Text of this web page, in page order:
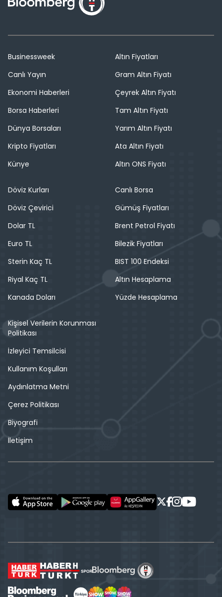
Businessweek
Canlı Yayın
Ekonomi Haberleri
Borsa Haberleri
Dünya Borsaları
Kripto Fiyatları
Künye
Altın Fiyatları
Gram Altın Fiyatı
Çeyrek Altın Fiyatı
Tam Altın Fiyatı
Yarım Altın Fiyatı
Ata Altın Fiyatı
Altın ONS Fiyatı
Döviz Kurları
Döviz Çevirici
Dolar TL
Euro TL
Sterin Kaç TL
Riyal Kaç TL
Kanada Doları
Canlı Borsa
Gümüş Fiyatları
Brent Petrol Fiyatı
Bilezik Fiyatları
BIST 100 Endeksi
Altın Hesaplama
Yüzde Hesaplama
Kişisel Verilerin Korunması
Politikası
İzleyici Temsilcisi
Kullanım Koşulları
Aydınlatma Metni
Çerez Politikası
Biyografi
İletişim